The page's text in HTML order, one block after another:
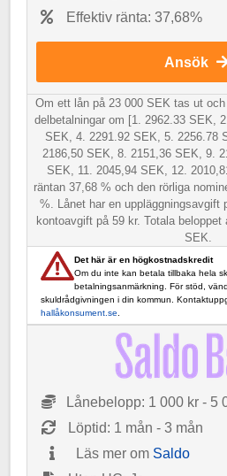
Effektiv ränta: 37,68%
Ansök
Om ett lån på 23 000 SEK tas ut
delbetalningar om [1. 2962.33 SEK,
SEK, 4. 2291.92 SEK, 5. 2256.78
2186,50 SEK, 8. 2151,36 SEK, 9.
SEK, 11. 2045,94 SEK, 12.
räntan 37,68 % och den rörliga
%. Lånet har en uppläggningsavgift
kontoavgift på 59 kr. Totala
SEK.
Det här är en högkostnadskredit
Om du inte kan betala tillbaka hela
betalningsanmärkning. För stöd,
skuldrådgivningen i din kommun.
hallåkonsument.se
Lånebelopp: 1 000 kr - 5
Löptid: 1 mån - 3 mån
Läs mer om Saldo